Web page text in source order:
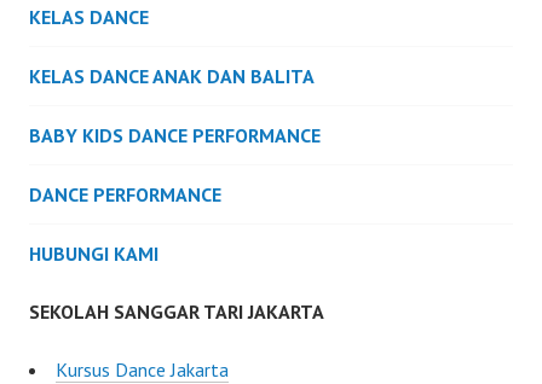
KELAS DANCE
KELAS DANCE ANAK DAN BALITA
BABY KIDS DANCE PERFORMANCE
DANCE PERFORMANCE
HUBUNGI KAMI
SEKOLAH SANGGAR TARI JAKARTA
Kursus Dance Jakarta